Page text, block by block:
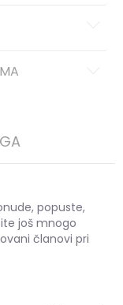
popuste,
još mnogo
članovi pri